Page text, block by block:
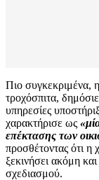
Πιο συγκεκριμένα,
τροχόσπιτα,
υπηρεσίες
χαρακτήρισε ως
επέκτασης των
προσθέτοντας ότι η
ξεκινήσει ακόμη
σχεδιασμού.